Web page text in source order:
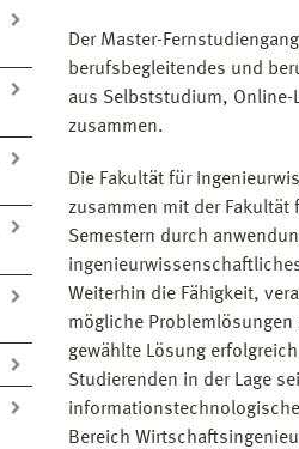
Der Master-
berufsbegleitendes und
aus Selbststudium, Online-
zusammen.
Die Fakultät für
zusammen mit der
Semestern durch
Weiterhin die Fähigkeit,
mögliche
gewählte Lösung
Studierenden in der Lage
Bereich